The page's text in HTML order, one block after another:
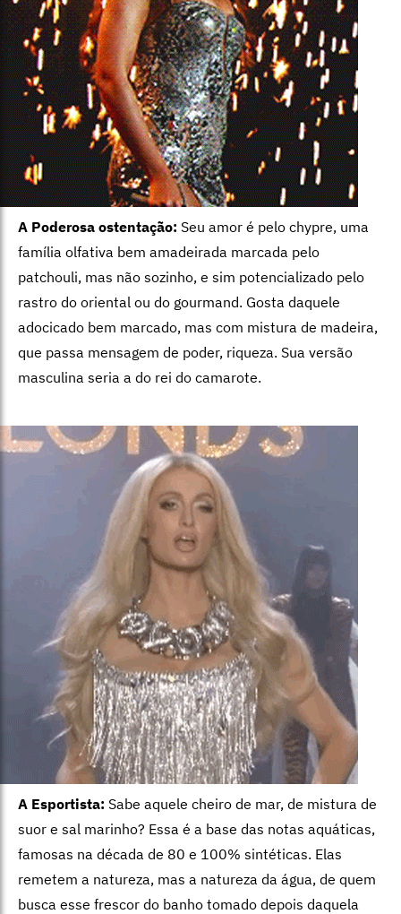
A Poderosa ostentação: Seu amor é pelo chypre, uma
família olfativa bem amadeirada marcada pelo
patchouli, mas não sozinho, e sim potencializado pelo
rastro do oriental ou do gourmand. Gosta daquele
adocicado bem marcado, mas com mistura de madeira,
que passa mensagem de poder, riqueza. Sua versão
masculina seria a do rei do camarote.
A Esportista: Sabe aquele cheiro de mar, de mistura de
suor e sal marinho? Essa é a base das notas aquáticas,
famosas na década de 80 e 100% sintéticas. Elas
remetem a natureza, mas a natureza da água, de quem
busca esse frescor do banho tomado depois daquela